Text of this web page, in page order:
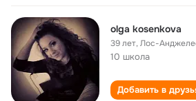
olga kosenkova
39 лет,Лос-
10 школа
Добавить в